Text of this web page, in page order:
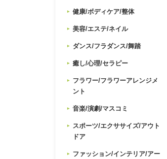
健康/ボディケア/整体
美容/エステ/ネイル
ダンス/フラダンス/舞踏
癒し/心理/セラピー
フラワー/フラワーアレンジメ
ント
音楽/演劇/マスコミ
スポーツ/エクササイズ/アウト
ドア
ファッション/インテリア/アー